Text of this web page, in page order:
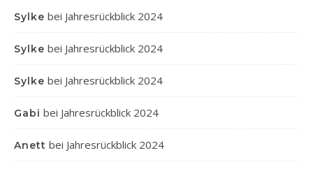
Sylke bei Jahresrückblick 2024
Sylke bei Jahresrückblick 2024
Sylke bei Jahresrückblick 2024
Gabi bei Jahresrückblick 2024
Anett bei Jahresrückblick 2024